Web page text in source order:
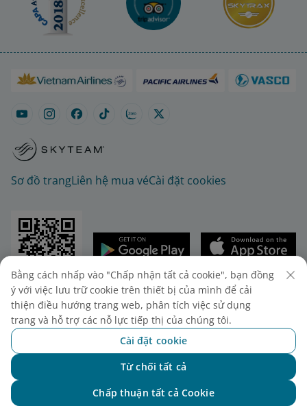
Sơ đồ trangLiên hệ mua véCài đặt cookies
© 2025 Vietnam Airlines JSC
Tổng công ty Hàng không Việt Nam - CTCP. Số 200
Nguyễn Sơn, Phường Bồ Đề, Hà Nội.
Điện thoại: (+84-24) 38272289. Fax: (+84-24)
38722375
Giấy chứng nhận đăng ký doanh nghiệp, mã số
doanh nghiệp 0100107518, đăng ký lần đầu ngày
Bằng cách nhấp vào "Chấp nhận tất cả cookie", bạn đồng
ý với việc lưu trữ cookie trên thiết bị của mình để cải
thiện điều hướng trang web, phân tích việc sử dụng
trang và hỗ trợ các nỗ lực tiếp thị của chúng tôi.
Cài đặt cookie
Từ chối tất cả
Chấp thuận tất cả Cookie